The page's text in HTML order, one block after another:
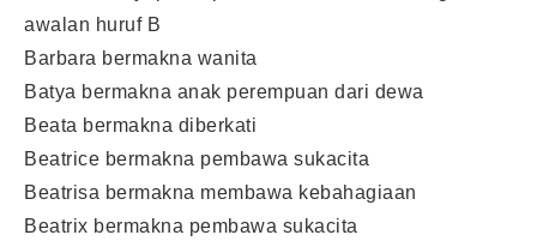
awalan huruf B
Barbara bermakna wanita
Batya bermakna anak perempuan dari dewa
Beata bermakna diberkati
Beatrice bermakna pembawa sukacita
Beatrisa bermakna membawa kebahagiaan
Beatrix bermakna pembawa sukacita